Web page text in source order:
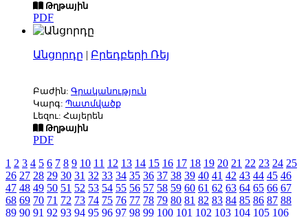
Թղթային
PDF
Անցորդը | Բրեդբերի Ռեյ
Բաժին: Գրականություն
Կարգ: Պատմվածք
Լեզու: Հայերեն
Թղթային
PDF
1 2 3 4 5 6 7 8 9 10 11 12 13 14 15 16 17 18 19 20 21 22 23 24 25
26 27 28 29 30 31 32 33 34 35 36 37 38 39 40 41 42 43 44 45 46
47 48 49 50 51 52 53 54 55 56 57 58 59 60 61 62 63 64 65 66 67
68 69 70 71 72 73 74 75 76 77 78 79 80 81 82 83 84 85 86 87 88
89 90 91 92 93 94 95 96 97 98 99 100 101 102 103 104 105 106